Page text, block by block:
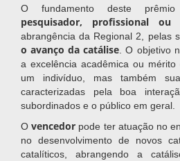
O fundamento deste
pesquisador, profissional ou
abrangência da Regional 2, pelas
o avanço da catálise . O objetivo
a excelência acadêmica ou
um indivíduo, mas também
caracterizadas pela boa
subordinados e o público em geral.
Ovencedor pode ter atuação no
no desenvolvimento de novos
catalíticos, abrangendo a